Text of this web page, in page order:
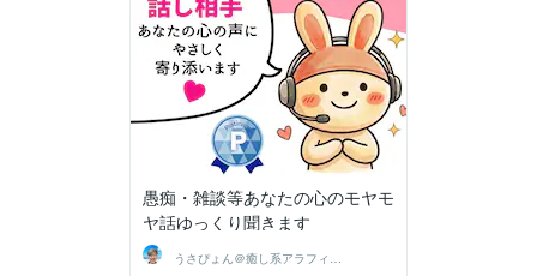
愚痴・雑談等あなたの心のモヤモ
ヤ話ゆっくり聞きます
うさぴょん＠癒し系アラフィフ心寄り添い人